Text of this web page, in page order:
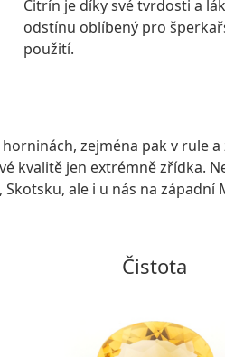
Citrín je díky své tvrdosti a
odstínu oblíbený pro
použití.
zejména pak v rule
kvalitě jen extrémně zřídka.
ale i u nás na západní
Čistota